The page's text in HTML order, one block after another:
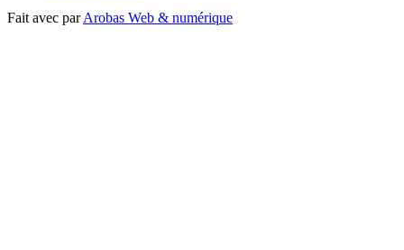
Fait avec parArobas Web & numérique